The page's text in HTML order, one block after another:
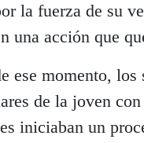
la fuerza de su
una acción que
ese momento, los
de la joven
iniciaban un